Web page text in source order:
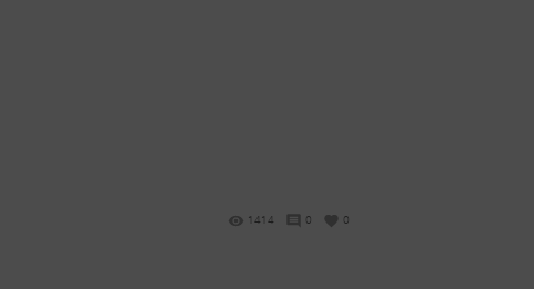
1414 0 0